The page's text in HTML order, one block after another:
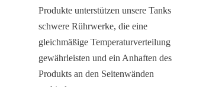
Produkte unterstützen unsere Tanks
schwere Rührwerke, die eine
gleichmäßige Temperaturverteilung
gewährleisten und ein Anhaften des
Produkts an den Seitenwänden